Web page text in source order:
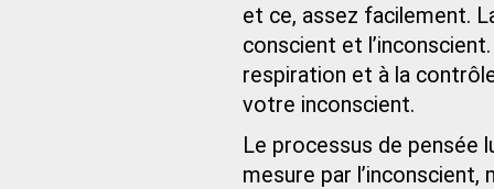
et ce, assez facilement.
conscient et
respiration et à la
votre inconscient.
Le processus de pensée
mesure par